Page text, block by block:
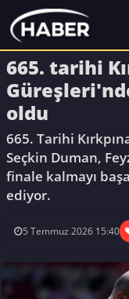
665. tarihi
oldu
665. Tarihi
Seçkin Duman,
finale kalmayı
ediyor.
5 Temmuz 2026 15:40